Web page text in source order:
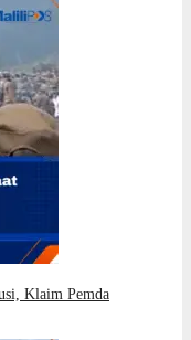
Klaim Pemda